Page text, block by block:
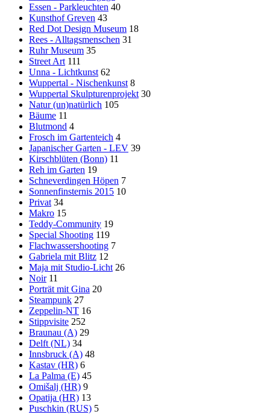
Essen - Parkleuchten 40
Kunsthof Greven 43
Red Dot Design Museum 18
Rees - Alltagsmenschen 31
Ruhr Museum 35
Street Art 111
Unna - Lichtkunst 62
Wuppertal - Nischenkunst 8
Wuppertal Skulpturenprojekt 30
Natur (un)natürlich 105
Bäume 11
Blutmond 4
Frosch im Gartenteich 4
Japanischer Garten - LEV 39
Kirschblüten (Bonn) 11
Reh im Garten 19
Schneverdingen Höpen 7
Sonnenfinsternis 2015 10
Privat 34
Makro 15
Teddy-Community 19
Special Shooting 119
Flachwassershooting 7
Gabriela mit Blitz 12
Maja mit Studio-Licht 26
Noir 11
Porträt mit Gina 20
Steampunk 27
Zeppelin-NT 16
Stippvisite 252
Braunau (A) 29
Delft (NL) 34
Innsbruck (A) 48
Kastav (HR) 6
La Palma (E) 45
Omišalj (HR) 9
Opatija (HR) 13
Puschkin (RUS) 5